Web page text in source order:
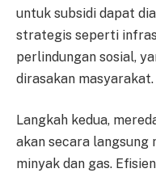
untuk subsidi dapat
strategis seperti
perlindungan sosial,
dirasakan masyarakat.
Langkah kedua,
akan secara langsung
minyak dan gas.